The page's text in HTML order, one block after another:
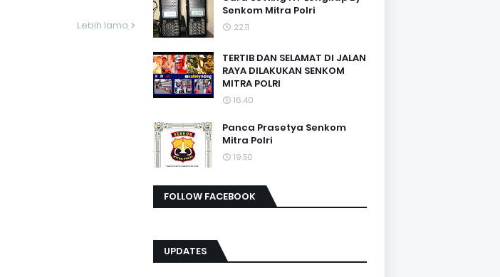
Lebih lama
Senkom Mitra Polri
22.11
TERTIB DAN SELAMAT DI JALAN
RAYA DILAKUKAN SENKOM
MITRA POLRI
16.40
Panca Prasetya Senkom
Mitra Polri
19.50
FOLLOW FACEBOOK
UPDATES